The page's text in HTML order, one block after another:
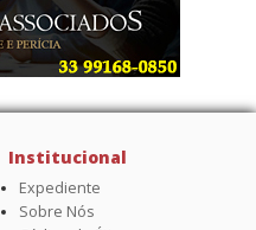
Institucional
Expediente
Sobre Nós